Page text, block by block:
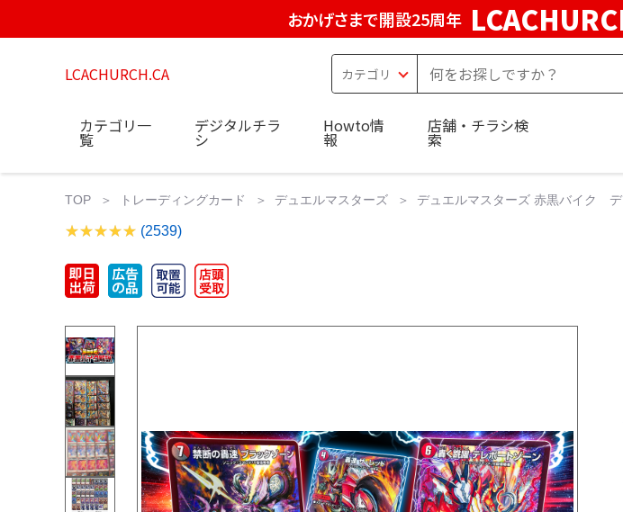
おかげさまで開設25周年
LCACHURCH.CA
カテゴリ一
覧
デジタルチラ
シ
Howto情
報
店舗・チラシ検
索
TOP トレーディングカード デュエルマスターズ デュエルマスターズ 赤黒バイク デ
(2539)